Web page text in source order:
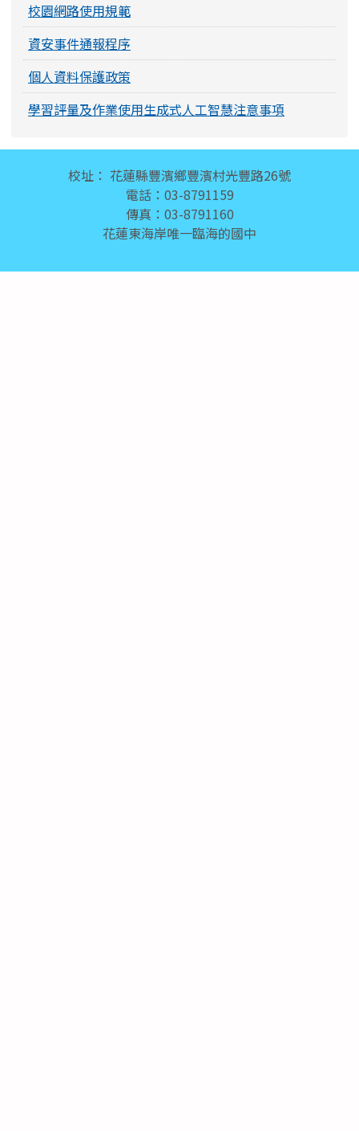
校園網路使用規範
資安事件通報程序
個人資料保護政策
學習評量及作業使用生成式人工智慧注意事項
頁尾區域內容
校址： 花蓮縣豐濱鄉豐濱村光豐路26號
電話：03-8791159
傳真：03-8791160
花蓮東海岸唯一臨海的國中